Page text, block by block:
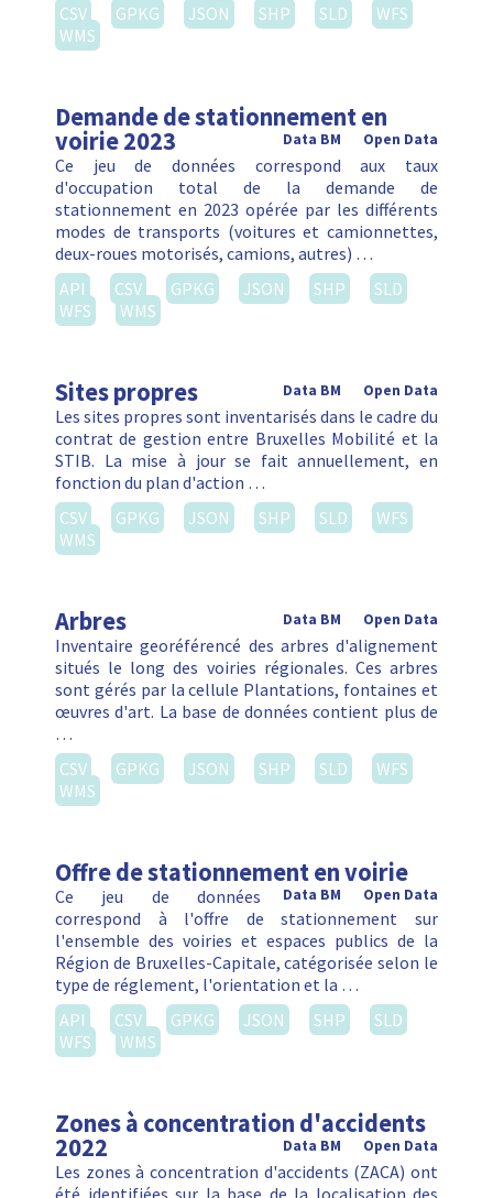
CSV
GPKG JSON SHP SLD
WFS
WMS
Demande de stationnement en
voirie 2023 Open Data
Data BM
Ce jeu de données correspond aux taux
d'occupation total de la demande de
stationnement en 2023 opérée par les différents
modes de transports (voitures et camionnettes,
deux-roues motorisés, camions, autres) …
API
CSV GPKG JSON SHP
SLD
WFS
WMS
Sites propres Open Data
Data BM
Les sites propres sont inventarisés dans le cadre du
contrat de gestion entre Bruxelles Mobilité et la
STIB. La mise à jour se fait annuellement, en
fonction du plan d'action …
CSV
GPKG JSON SHP SLD
WFS
WMS
Arbres Open Data
Data BM
Inventaire georéférencé des arbres d'alignement
situés le long des voiries régionales. Ces arbres
sont gérés par la cellule Plantations, fontaines et
œuvres d'art. La base de données contient plus de
…
CSV
GPKG JSON SHP SLD
WFS
WMS
Offre de stationnement en voirie
Open Data
Data BM
Ce jeu de données
correspond à l'offre de stationnement sur
l'ensemble des voiries et espaces publics de la
Région de Bruxelles-Capitale, catégorisée selon le
type de réglement, l'orientation et la …
API
CSV GPKG JSON SHP
SLD
WFS
WMS
Zones à concentration d'accidents
2022 Open Data
Data BM
Les zones à concentration d'accidents (ZACA) ont